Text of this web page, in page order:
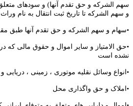
سهم الشرکه و حق تقدم آنها) و سودهای
و سهم الشرکه تا تاریخ ثبت انتقال به نام
•سهام و سهم الشرکه و حق تقدم آنها طبق
•حق الامتیاز و سایر اموال و حقوق مالی که
نشده است
•انواع وسائل نقلیه موتوری ، زمینی ، دریایی
•املاک و حق واگذاری محل